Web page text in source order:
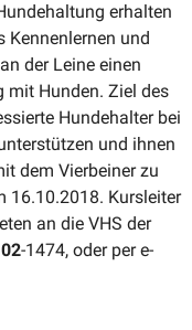
erhalten
Kennen­lernen und
der Leine einen
mit Hunden. Ziel des
Hunde­halter bei
und ihnen
dem Vierbeiner zu
16.10.2018. Kursleiter
an die VHS der
-1474, oder per e-